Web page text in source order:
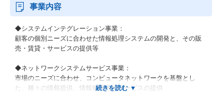
事業内容
◆システムインテグレーション事業：
顧客の個別ニーズに合わせた情報処理システムの開発と、その販
売・賃貸・サービスの提供等
◆ネットワークシステムサービス事業：
市場のニーズに合わせ、コンピュータネットワークを基盤とし
た、種々の情報提供、情報処理等のサービスの提供